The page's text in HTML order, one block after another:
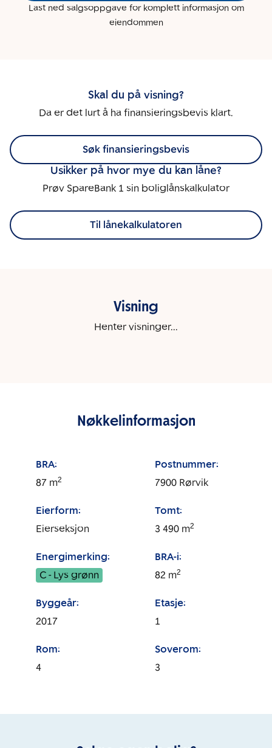
Last ned salgsoppgave for komplett informasjon om
eiendommen
Skal du på visning?
Da er det lurt å ha finansieringsbevis klart.
Søk finansieringsbevis
Usikker på hvor mye du kan låne?
Prøv SpareBank 1 sin boliglånskalkulator
Til lånekalkulatoren
Visning
Henter visninger...
Nøkkelinformasjon
BRA:
87 m2
Postnummer:
7900 Rørvik
Eierform:
Eierseksjon
Tomt:
3 490 m2
Energimerking:
C - Lys grønn
BRA-i:
82 m2
Byggeår:
2017
Etasje:
1
Rom:
4
Soverom:
3